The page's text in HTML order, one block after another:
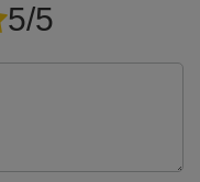
5/5